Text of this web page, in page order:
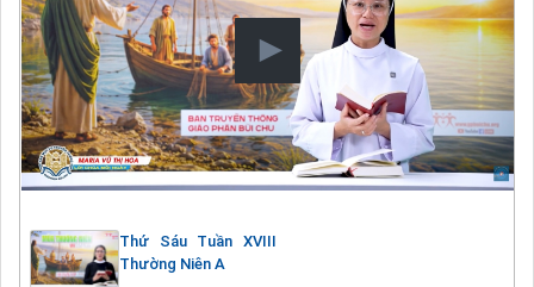
Thứ Sáu Tuần XVIII
Thường Niên A